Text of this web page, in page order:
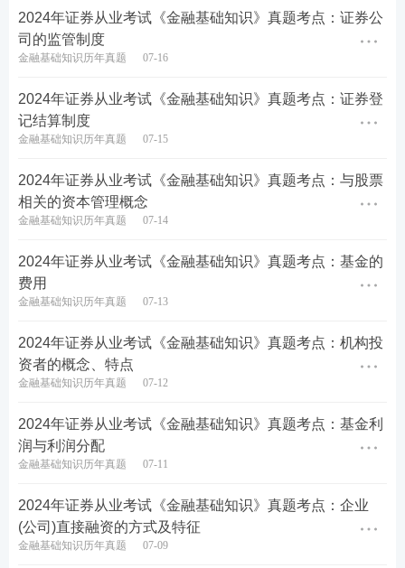
人礼包】
考点集训>>【60s高频考点速记
答题闯关赢奖品
疯狂刷题>>
课程学习>>
2024年证券从业备考不知道从何下手？自
学晦涩难理解？建议零基础
书 ！★建议：购买233网校证券从业课程，赠送价值9
9元/239元V题库会员~
2024年证券从业考试《金融基础知识》真题考点：证券公
司的监管制度
金融基础知识历年真题 07-16
2024年证券从业考试《金融基础知识》真题考点：证券登
记结算制度
金融基础知识历年真题 07-15
2024年证券从业考试《金融基础知识》真题考点：与股票
相关的资本管理概念
金融基础知识历年真题 07-14
2024年证券从业考试《金融基础知识》真题考点：基金的
费用
金融基础知识历年真题 07-13
2024年证券从业考试《金融基础知识》真题考点：机构投
资者的概念、特点
金融基础知识历年真题 07-12
2024年证券从业考试《金融基础知识》真题考点：基金利
润与利润分配
金融基础知识历年真题 07-11
2024年证券从业考试《金融基础知识》真题考点：企业
(公司)直接融资的方式及特征
金融基础知识历年真题 07-09